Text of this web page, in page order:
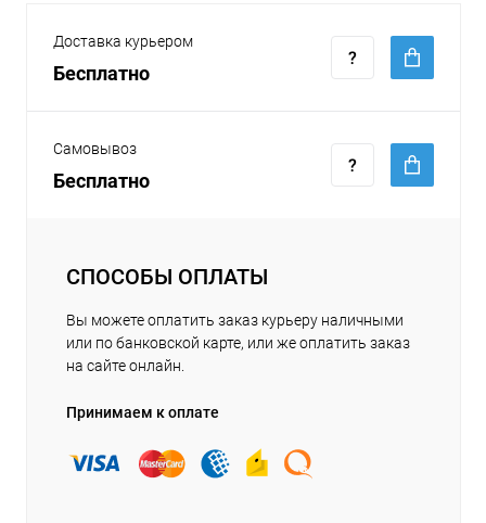
Доставка курьером
Бесплатно
Самовывоз
Бесплатно
СПОСОБЫ ОПЛАТЫ
Вы можете оплатить заказ курьеру наличными
или по банковской карте, или же оплатить заказ
на сайте онлайн.
Принимаем к оплате